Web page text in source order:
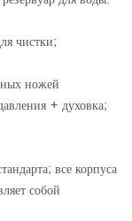
чистки;
ножей
+ духовка;
все корпуса
собой